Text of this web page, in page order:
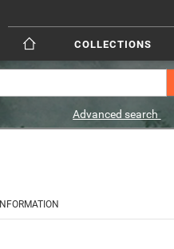
COLLECTIONS
Advanced search
INFORMATION